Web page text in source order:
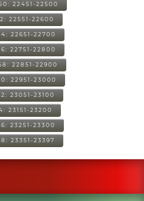
22451-22500
22551-22600
22651-22700
22751-22800
22851-22900
22951-23000
23051-23100
23151-23200
23251-23300
23351-23397